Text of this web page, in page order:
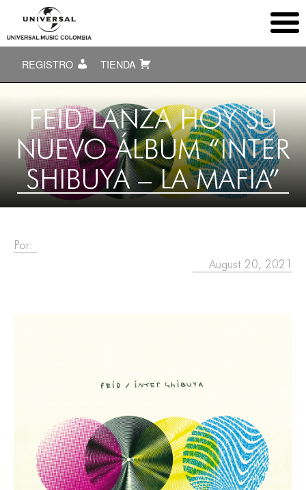
REGISTRO TIENDA
FEID LANZA HOY SU
NUEVO ÁLBUM “INTER
SHIBUYA – LA MAFIA”
Por:
August 20, 2021